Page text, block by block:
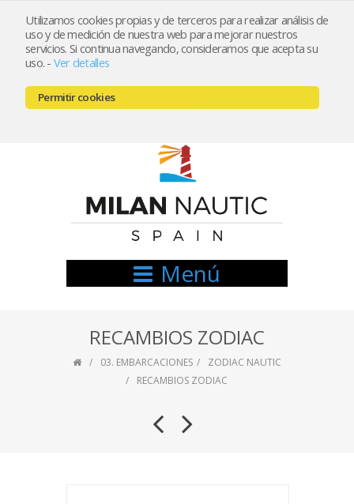
Utilizamos cookies propias y de terceros para realizar análisis de
uso y de medición de nuestra web para mejorar nuestros
servicios. Si continua navegando, consideramos que acepta su
uso. - Ver detalles
Permitir cookies
Registrarse Mi cuenta
666521122 // 654999333
Menú
RECAMBIOS ZODIAC
03. EMBARCACIONES
ZODIAC NAUTIC
RECAMBIOS ZODIAC